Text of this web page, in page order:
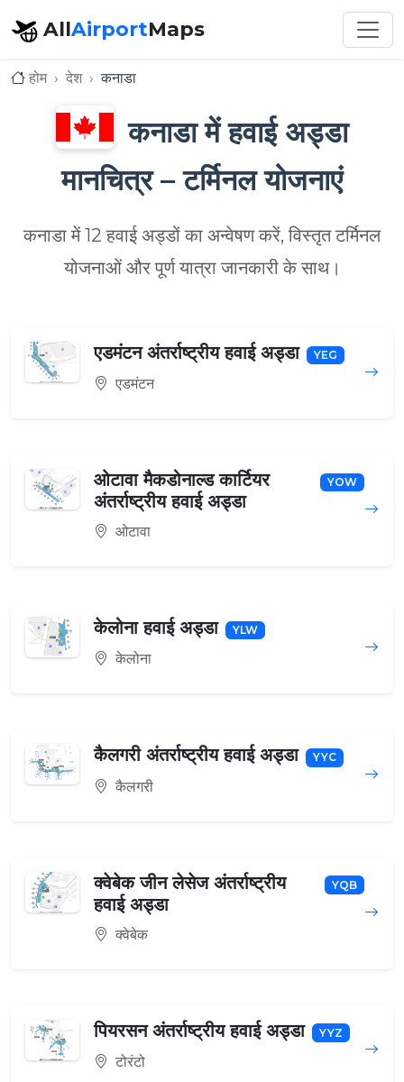
AllAirportMaps
होम देश कनाडा
कनाडा में हवाई अड्डा
मानचित्र – टर्मिनल योजनाएं
कनाडा में 12 हवाई अड्डों का अन्वेषण करें, विस्तृत टर्मिनल
योजनाओं और पूर्ण यात्रा जानकारी के साथ।
एडमंटन अंतर्राष्ट्रीय हवाई अड्डा YEG
एडमंटन
ओटावा मैकडोनाल्ड कार्टियर
अंतर्राष्ट्रीय हवाई अड्डा
YOW
ओटावा
केलोना हवाई अड्डा YLW
केलोना
कैलगरी अंतर्राष्ट्रीय हवाई अड्डा YYC
कैलगरी
क्वेबेक जीन लेसेज अंतर्राष्ट्रीय
हवाई अड्डा
YQB
क्वेबेक
पियरसन अंतर्राष्ट्रीय हवाई अड्डा YYZ
टोरंटो